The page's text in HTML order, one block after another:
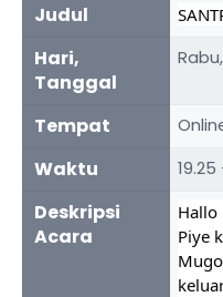
Judul
Hari,
Tanggal
Tempat
Waktu 19.25
Deskripsi
Acara
Hallo
Piye